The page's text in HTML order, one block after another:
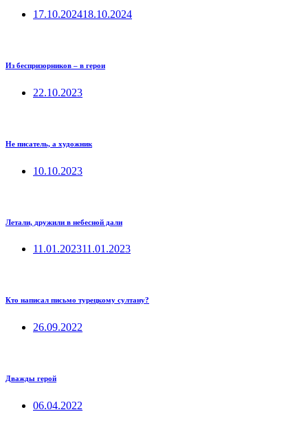
17.10.202418.10.2024
Из беспризорников – в герои
22.10.2023
Не писатель, а художник
10.10.2023
Летали, дружили в небесной дали
11.01.202311.01.2023
Кто написал письмо турецкому султану?
26.09.2022
Дважды герой
06.04.2022